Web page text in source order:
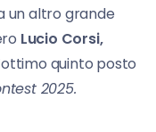
un altro grande
Lucio Corsi,
quinto posto
2025.